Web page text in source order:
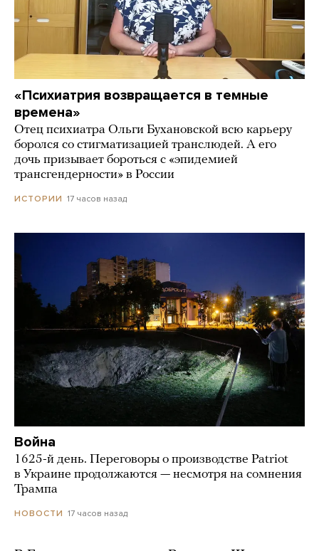
«Психиатрия возвращается в темные
времена»
Отец психиатра Ольги Бухановской всю карьеру
боролся со стигматизацией транслюдей. А его
дочь призывает бороться с «эпидемией
трансгендерности» в России
ИСТОРИИ 17 часов назад
Война
1625-й день. Переговоры о производстве Patriot
в Украине продолжаются — несмотря на сомнения
Трампа
НОВОСТИ 17 часов назад